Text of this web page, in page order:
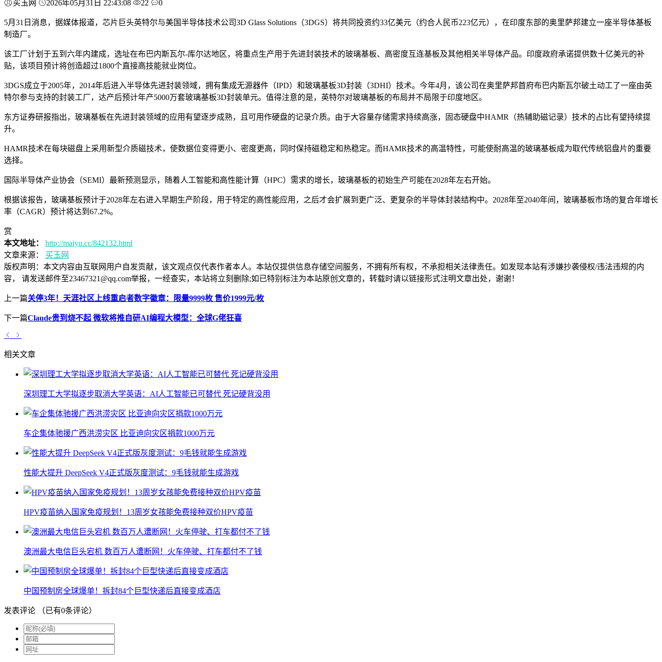
买玉网 2026年05月31日 22:43:08 22 0
5月31日消息，据媒体报道，芯片巨头英特尔与美国半导体技术公司3D Glass Solutions（3DGS）将共同投资约33亿美元（约合人民币223亿元），在印度东部的奥里萨邦建立一座半导体基板
制造厂。
该工厂计划于五到六年内建成，选址在布巴内斯瓦尔-库尔达地区，将重点生产用于先进封装技术的玻璃基板、高密度互连基板及其他相关半导体产品。印度政府承诺提供数十亿美元的补
贴，该项目预计将创造超过1800个直接高技能就业岗位。
3DGS成立于2005年，2014年后进入半导体先进封装领域，拥有集成无源器件（IPD）和玻璃基板3D封装（3DHI）技术。今年4月，该公司在奥里萨邦首府布巴内斯瓦尔破土动工了一座由英
特尔参与支持的封装工厂，达产后预计年产5000万套玻璃基板3D封装单元。值得注意的是，英特尔对玻璃基板的布局并不局限于印度地区。
东方证券研报指出，玻璃基板在先进封装领域的应用有望逐步成熟，且可用作硬盘的记录介质。由于大容量存储需求持续高涨，固态硬盘中HAMR（热辅助磁记录）技术的占比有望持续提
升。
HAMR技术在每块磁盘上采用新型介质磁技术，使数据位变得更小、密度更高，同时保持磁稳定和热稳定。而HAMR技术的高温特性，可能使耐高温的玻璃基板成为取代传统铝盘片的重要
选择。
国际半导体产业协会（SEMI）最新预测显示，随着人工智能和高性能计算（HPC）需求的增长，玻璃基板的初始生产可能在2028年左右开始。
根据该报告，玻璃基板预计于2028年左右进入早期生产阶段，用于特定的高性能应用，之后才会扩展到更广泛、更复杂的半导体封装结构中。2028年至2040年间，玻璃基板市场的复合年增长
率（CAGR）预计将达到67.2%。
赏
本文地址：
http://maiyu.cc/842132.html
文章来源：
买玉网
版权声明： 本文内容由互联网用户自发贡献，该文观点仅代表作者本人。本站仅提供信息存储空间服务，不拥有所有权，不承担相关法律责任。如发现本站有涉嫌抄袭侵权/违法违规的内
容， 请发送邮件至23467321@qq.com举报，一经查实，本站将立刻删除;如已特别标注为本站原创文章的，转载时请以链接形式注明文章出处，谢谢！
上一篇关停3年！天涯社区上线重启者数字徽章：限量9999枚 售价1999元/枚
下一篇Claude贵到烧不起 微软将推自研AI编程大模型：全球G佬狂喜
相关文章
深圳理工大学拟逐步取消大学英语：AI人工智能已可替代 死记硬背没用
车企集体驰援广西洪涝灾区 比亚迪向灾区捐款1000万元
性能大提升 DeepSeek V4正式版灰度测试：9毛钱就能生成游戏
HPV疫苗纳入国家免疫规划！13周岁女孩能免费接种双价HPV疫苗
澳洲最大电信巨头宕机 数百万人遭断网！火车停驶、打车都付不了钱
中国预制房全球爆单！拆封84个巨型快递后直接变成酒店
发表评论 （已有0条评论）